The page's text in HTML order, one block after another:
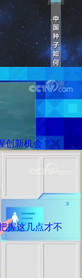
创新机会？
握这几点才不